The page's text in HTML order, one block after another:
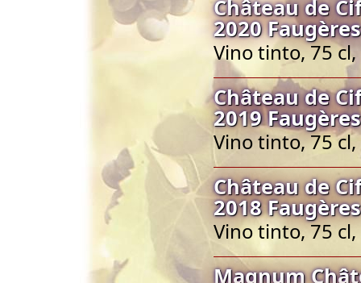
Château de
2020
Vino tinto, 75
Château de
2019
Vino tinto, 75
Château de
2018
Vino tinto, 75
Magnum